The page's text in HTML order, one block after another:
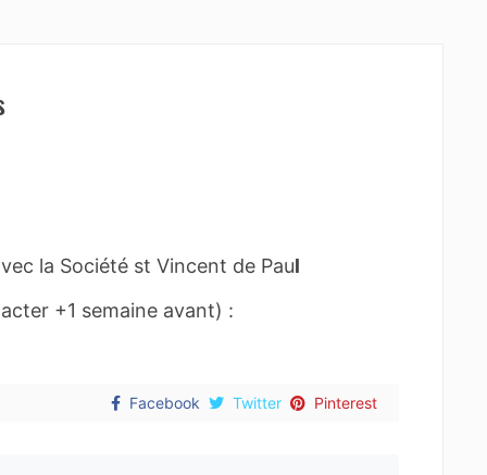
la Société st Vincent de Paul
+1 semaine avant) :
Facebook Twitter Pinterest